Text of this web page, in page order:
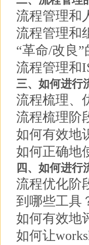
流程管理和
流程管理和
“革命/改良
流程管理和
三、如何进行
流程梳理、
流程梳理阶
如何有效地
如何正确地
四、如何进行
流程优化阶
到哪些工具
如何有效地
如何让